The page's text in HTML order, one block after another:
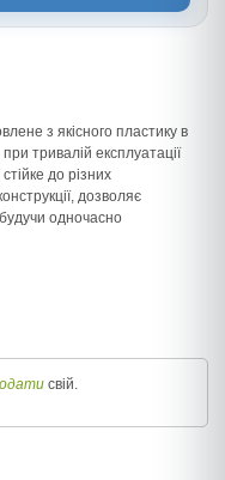
з якісного пластику в
тривалій експлуатації
до різних
дозволяє
одночасно
свій.